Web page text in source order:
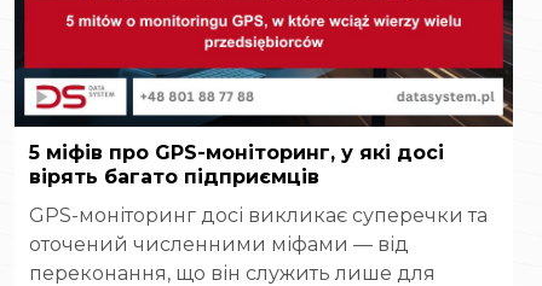
5 міфів про GPS-моніторинг, у які досі
вірять багато підприємців
GPS-моніторинг досі викликає суперечки та
оточений численними міфами — від
переконання, що він служить лише для